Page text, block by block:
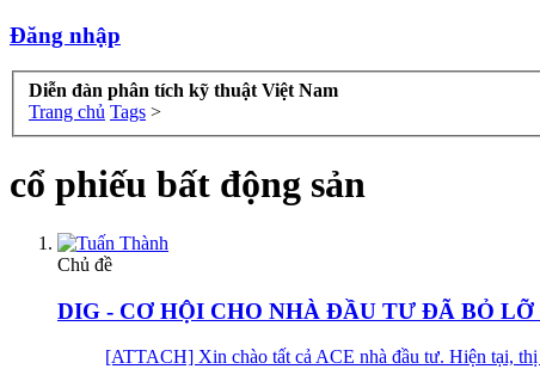
Đăng nhập
Diễn đàn phân tích kỹ thuật Việt Nam
Trang chủ Tags >
cổ phiếu bất động sản
Chủ đề
DIG - CƠ HỘI CHO NHÀ ĐẦU TƯ ĐÃ BỎ
[ATTACH] Xin chào tất cả ACE nhà đầu tư. Hiện tại,